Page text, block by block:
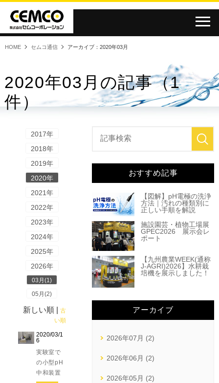
HOME セムコ通信 アーカイブ：2020年03月
2020年03月の記事（1
件）
2017年
2018年
2019年
2020年
2021年
2022年
2023年
2024年
2025年
2026年
03月(1)
05月(2)
新しい順 |
古
い順
2020/03/1
6
実験室で
の小型pH
中和装置
おすすめ記事
【図解】pH電極の洗浄
方法｜汚れの種類別に
正しい手順を解説
施設園芸・植物工場展
GPEC2026 展示会レ
ポート
【九州農業WEEK(通称
J-AGRI)2026】水耕栽
培機を展示しました！
アーカイブ
2026年07月 (2)
2026年06月 (2)
2026年05月 (2)